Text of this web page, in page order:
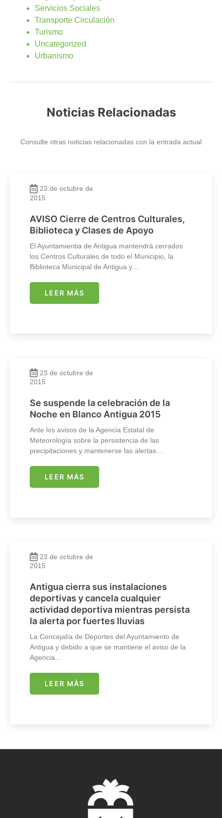
Servicios Sociales
Transporte Circulación
Turismo
Uncategorized
Urbanismo
Noticias Relacionadas
Consulte otras noticias relacionadas con la entrada actual
23 de octubre de
2015
AVISO Cierre de Centros Culturales,
Biblioteca y Clases de Apoyo
El Ayuntamientia de Antigua mantendrá cerrados
los Centros Culturales de todo el Municipio, la
Biblioteca Municipal de Antigua y…
LEER MÁS
23 de octubre de
2015
Se suspende la celebración de la
Noche en Blanco Antigua 2015
Ante los avisos de la Agencia Estatal de
Meteorología sobre la persistencia de las
precipitaciones y mantenerse las alertas…
LEER MÁS
23 de octubre de
2015
Antigua cierra sus instalaciones
deportivas y cancela cualquier
actividad deportiva mientras persista
la alerta por fuertes lluvias
La Concejalía de Deportes del Ayuntamiento de
Antigua y debido a que se mantiene el aviso de la
Agencia…
LEER MÁS